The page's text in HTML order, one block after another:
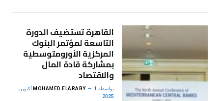
القاهرة تستضيف الدورة
التاسعة لمؤتمر البنوك
المركزية الأورومتوسطية
بمشاركة قادة المال
والاقتصاد
بواسطة MOHAMED ELARABY
1 أكتوبر،
2025